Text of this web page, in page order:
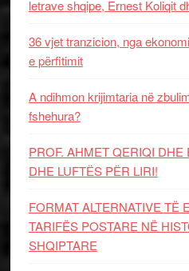
letrave shqipe, Ernest Koliqit
36 vjet tranzicion, nga
e përfitimit
A ndihmon krijimtaria në
fshehura?
PROF. AHMET QERIQI
DHE LUFTЁS PЁR LIRI!
FORMAT ALTERNATIVE TË
TARIFËS POSTARE NË
SHQIPTARE